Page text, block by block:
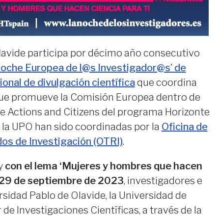
participa por décimo año consecutivo
Europea de l@s Investigador@s’ de
de divulgación científicaque coordina
promueve la Comisión Europea dentro de
Actions and Citizens del programa Horizonte
UPO han sido coordinadas por la Oficina de
de Investigación (OTRI).
con el lema ‘Mujeres y hombres que hacen
de septiembre de 2023, investigadores e
Pablo de Olavide, la Universidad de
de Investigaciones Científicas, a través de la